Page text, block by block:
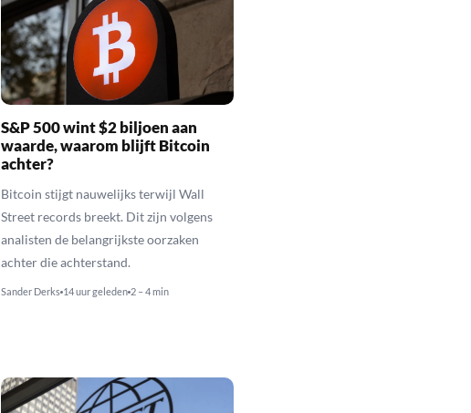
S&P 500 wint $2 biljoen aan
waarde, waarom blijft Bitcoin
achter?
Bitcoin stijgt nauwelijks terwijl Wall
Street records breekt. Dit zijn volgens
analisten de belangrijkste oorzaken
achter die achterstand.
Sander Derks 14 uur geleden 2 – 4 min